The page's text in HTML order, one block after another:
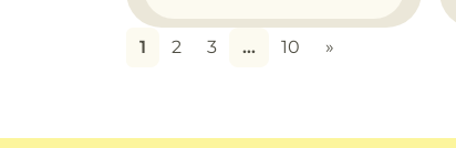
1 2 3 … 10 »